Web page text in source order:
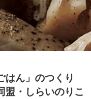
はん」のつくり
盟・しらいのりこ